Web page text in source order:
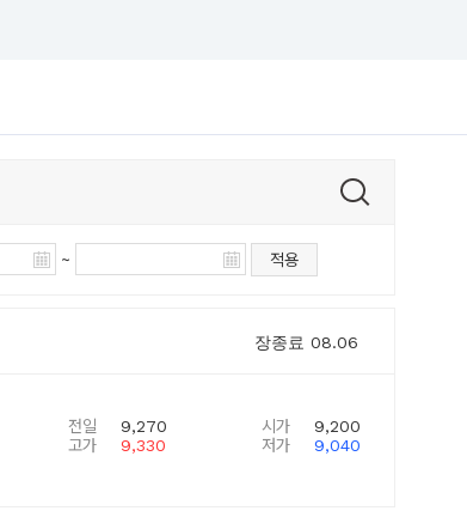
~ 적용
장종료 08.06
전일
9,270
고가
9,330
시가
9,200
저가
9,040